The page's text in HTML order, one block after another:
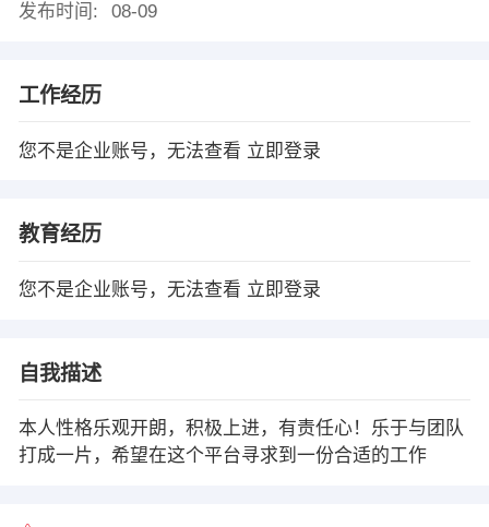
发布时间:
08-09
工作经历
您不是企业账号，无法查看 立即登录
教育经历
您不是企业账号，无法查看 立即登录
自我描述
本人性格乐观开朗，积极上进，有责任心！乐于与团队
打成一片，希望在这个平台寻求到一份合适的工作